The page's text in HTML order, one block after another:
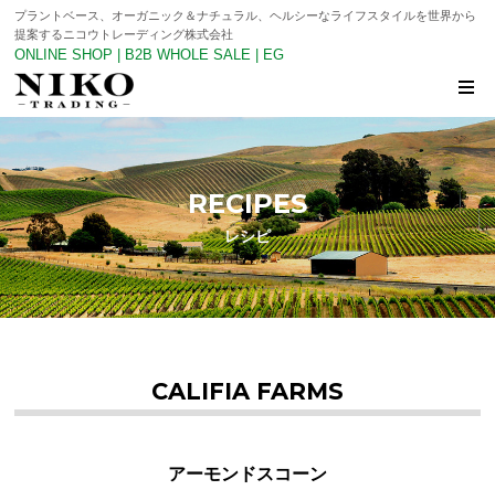
プラントベース、オーガニック＆ナチュラル、ヘルシーなライフスタイルを世界から
提案するニコウトレーディング株式会社
ONLINE SHOP B2B WHOLE SALE EG
RECIPES
レシピ
CALIFIA FARMS
アーモンドスコーン